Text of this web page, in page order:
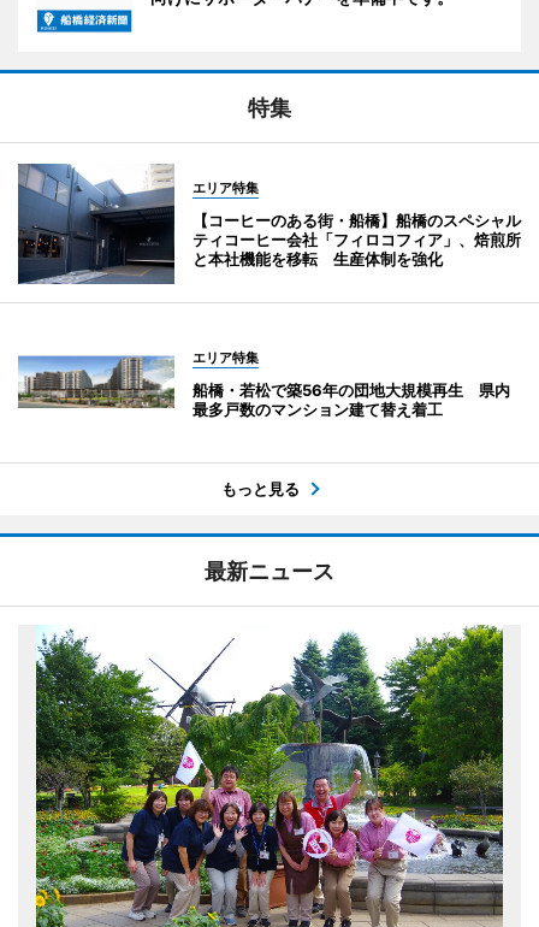
特集
エリア特集
【コーヒーのある街・船橋】船橋のスペシャル
ティコーヒー会社「フィロコフィア」、焙煎所
と本社機能を移転 生産体制を強化
エリア特集
船橋・若松で築56年の団地大規模再生 県内
最多戸数のマンション建て替え着工
もっと見る
最新ニュース